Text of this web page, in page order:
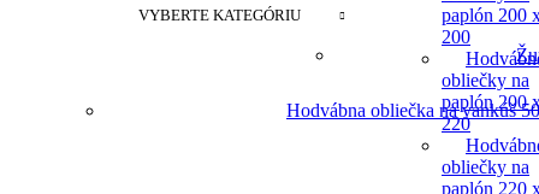
VYBERTE KATEGÓRIU
paplón 200
200
obliečky na
paplón 200
220
obliečky na
paplón 220
Hodvábna obliečka na vankúš